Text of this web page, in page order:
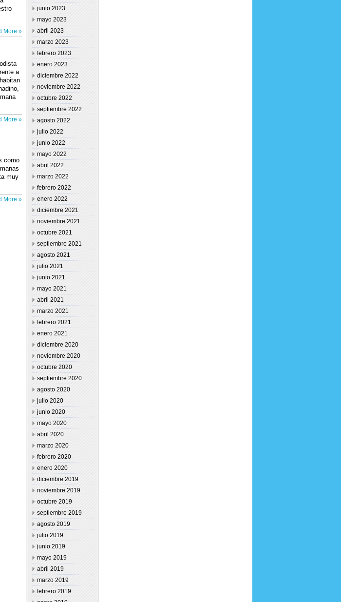
More »
a
More »
como
muy
More »
junio 2023
mayo 2023
abril 2023
marzo 2023
febrero 2023
enero 2023
diciembre 2022
noviembre 2022
octubre 2022
septiembre 2022
agosto 2022
julio 2022
junio 2022
mayo 2022
abril 2022
marzo 2022
febrero 2022
enero 2022
diciembre 2021
noviembre 2021
octubre 2021
septiembre 2021
agosto 2021
julio 2021
junio 2021
mayo 2021
abril 2021
marzo 2021
febrero 2021
enero 2021
diciembre 2020
noviembre 2020
octubre 2020
septiembre 2020
agosto 2020
julio 2020
junio 2020
mayo 2020
abril 2020
marzo 2020
febrero 2020
enero 2020
diciembre 2019
noviembre 2019
octubre 2019
septiembre 2019
agosto 2019
julio 2019
junio 2019
mayo 2019
abril 2019
marzo 2019
febrero 2019